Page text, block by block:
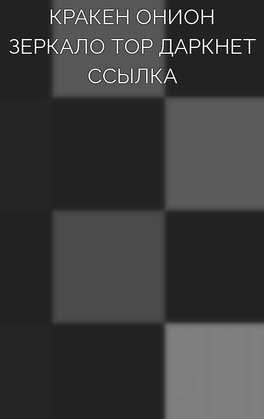
КРАКЕН ОНИОН
ЗЕРКАЛО ТОР ДАРКНЕТ
ССЫЛКА